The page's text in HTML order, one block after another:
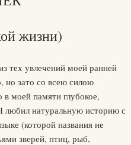
жизни)
тех увлечений моей ранней
но зато со всею силою
моей памяти глубокое,
любил натуральную историю с
(которой названия не
зверей, птиц, рыб,